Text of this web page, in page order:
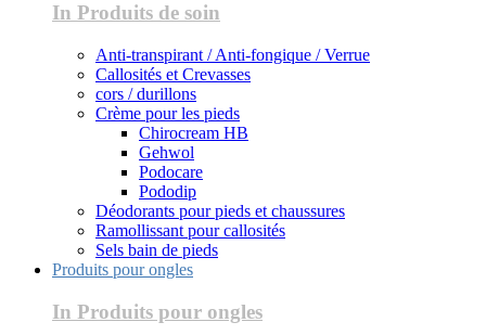
In Produits de soin
Anti-transpirant / Anti-fongique / Verrue
Callosités et Crevasses
cors / durillons
Crème pour les pieds
Chirocream HB
Gehwol
Podocare
Pododip
Déodorants pour pieds et chaussures
Ramollissant pour callosités
Sels bain de pieds
Produits pour ongles
In Produits pour ongles